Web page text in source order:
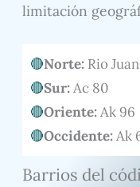
limitación
Norte:Rio
Sur:Ac 80
Oriente:Ak 96
Occidente:Ak
Barrios del